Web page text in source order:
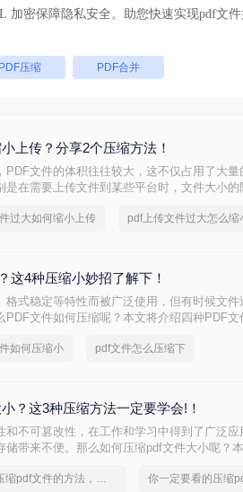
批量处理， 全链路 SSL 加密保障隐私安全。助您快速实现pdf文
PDF压缩 PDF合并
上传？分享2个压缩方法！
PDF文件的体积往往较大，这不仅占用了大量
是在需要上传文件到某些平台时，文件大小的
过大如何缩小上传 pdf上传文件过大怎么缩
这4种压缩小妙招了解下！
格式稳定等特性而被广泛使用，但有时候文
PDF文件如何压缩呢？本文将介绍四种PDF文
如何压缩小 pdf文件怎么压缩下
？这3种压缩方法一定要学会!！
和不可篡改性，在工作和学习中得到了广泛
储带来不便。那么如何压缩pdf文件大小呢？
关于压缩pdf文件的方法，你一定要学会